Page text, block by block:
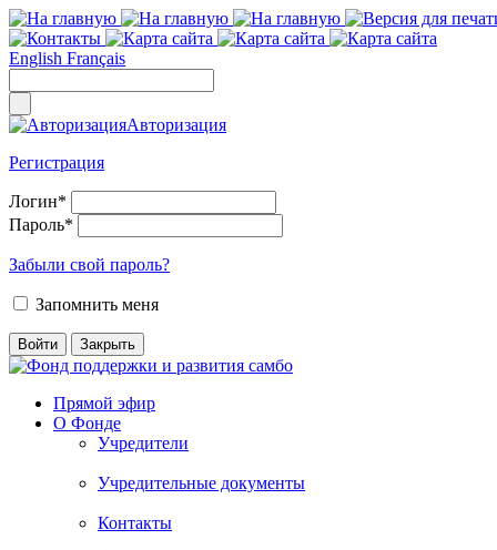
English Français
Авторизация
Регистрация
Логин*
Пароль*
Забыли свой пароль?
Запомнить меня
Прямой эфир
О Фонде
Учредители
Учредительные документы
Контакты